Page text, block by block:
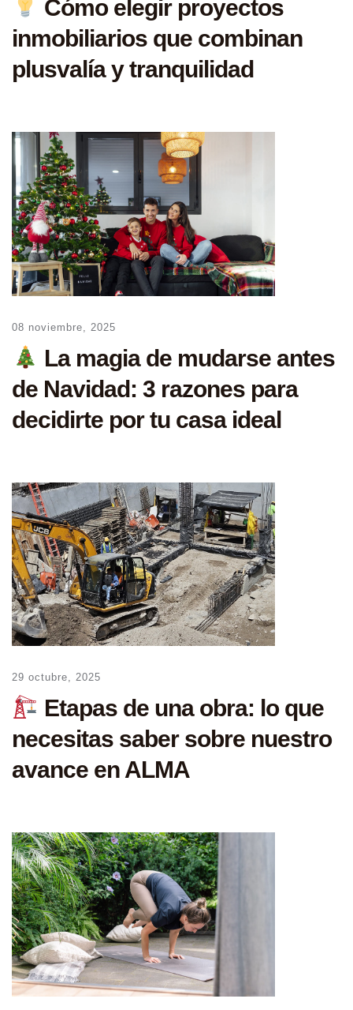
Cómo elegir proyectos
inmobiliarios que combinan
plusvalía y tranquilidad
08 noviembre, 2025
La magia de mudarse antes
de Navidad: 3 razones para
decidirte por tu casa ideal
29 octubre, 2025
Etapas de una obra: lo que
necesitas saber sobre nuestro
avance en ALMA